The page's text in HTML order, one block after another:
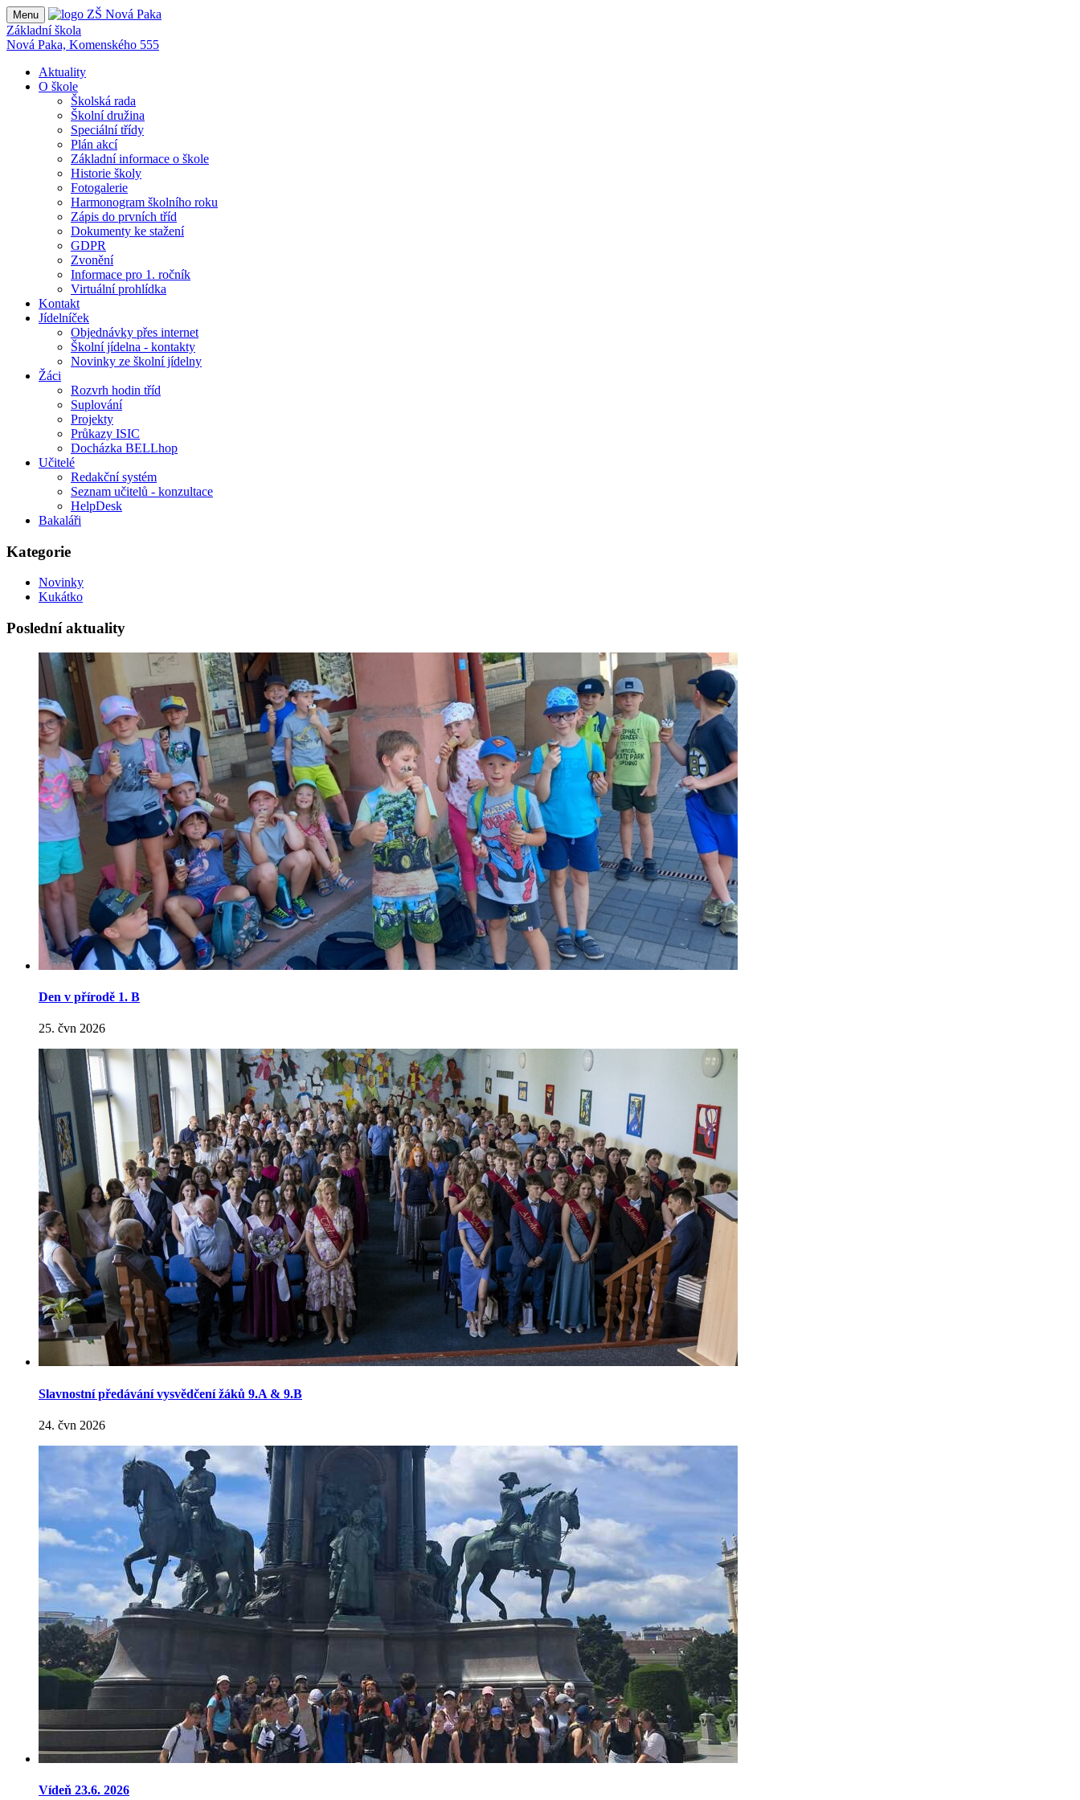
Menu
Základní škola
Nová Paka, Komenského 555
Aktuality
O škole
Školská rada
Školní družina
Speciální třídy
Plán akcí
Základní informace o škole
Historie školy
Fotogalerie
Harmonogram školního roku
Zápis do prvních tříd
Dokumenty ke stažení
GDPR
Zvonění
Informace pro 1. ročník
Virtuální prohlídka
Kontakt
Jídelníček
Objednávky přes internet
Školní jídelna - kontakty
Novinky ze školní jídelny
Žáci
Rozvrh hodin tříd
Suplování
Projekty
Průkazy ISIC
Docházka BELLhop
Učitelé
Redakční systém
Seznam učitelů - konzultace
HelpDesk
Bakaláři
Kategorie
Novinky
Kukátko
Poslední aktuality
Den v přírodě 1. B
25. čvn 2026
Slavnostní předávání vysvědčení žáků 9.A & 9.B
24. čvn 2026
Vídeň 23.6. 2026